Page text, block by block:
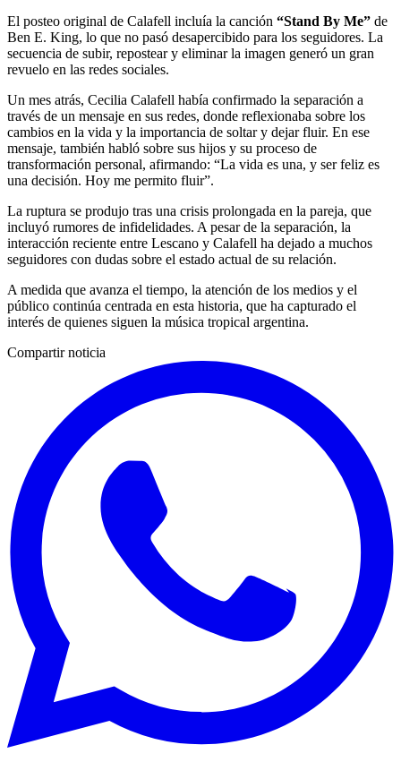
El posteo original de Calafell incluía la canción “Stand By Me” de
Ben E. King, lo que no pasó desapercibido para los seguidores. La
secuencia de subir, repostear y eliminar la imagen generó un gran
revuelo en las redes sociales.
Un mes atrás, Cecilia Calafell había confirmado la separación a
través de un mensaje en sus redes, donde reflexionaba sobre los
cambios en la vida y la importancia de soltar y dejar fluir. En ese
mensaje, también habló sobre sus hijos y su proceso de
transformación personal, afirmando: “La vida es una, y ser feliz es
una decisión. Hoy me permito fluir”.
La ruptura se produjo tras una crisis prolongada en la pareja, que
incluyó rumores de infidelidades. A pesar de la separación, la
interacción reciente entre Lescano y Calafell ha dejado a muchos
seguidores con dudas sobre el estado actual de su relación.
A medida que avanza el tiempo, la atención de los medios y el
público continúa centrada en esta historia, que ha capturado el
interés de quienes siguen la música tropical argentina.
Compartir noticia